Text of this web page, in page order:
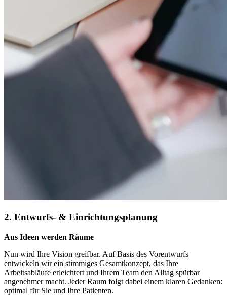
2. Entwurfs- & Einrichtungsplanung
Aus Ideen werden Räume
Nun wird Ihre Vision greifbar. Auf Basis des Vorentwurfs
entwickeln wir ein stimmiges Gesamtkonzept, das Ihre
Arbeitsabläufe erleichtert und Ihrem Team den Alltag spürbar
angenehmer macht. Jeder Raum folgt dabei einem klaren Gedanken:
optimal für Sie und Ihre Patienten.